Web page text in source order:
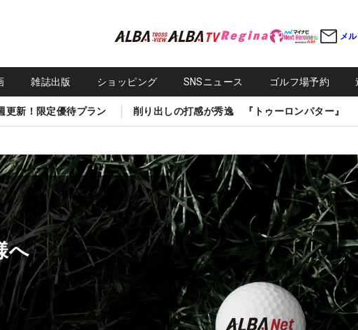
メ
雑誌出版 ショッピング SNSニュース ゴルフ場予約
更新！限定優待プラン 削り出しの打感が秀逸 『トゥーロンパター』
へ